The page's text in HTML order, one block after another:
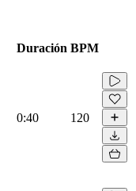
Duración BPM
0:40 120